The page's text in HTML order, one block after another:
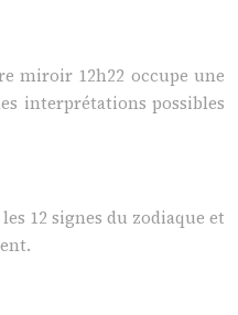
miroir 12h22 occupe une
interprétations possibles
12 signes du zodiaque et